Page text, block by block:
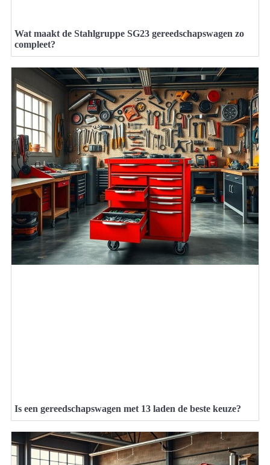
Wat maakt de Stahlgruppe SG23 gereedschapswagen zo
compleet?
Is een gereedschapswagen met 13 laden de beste keuze?